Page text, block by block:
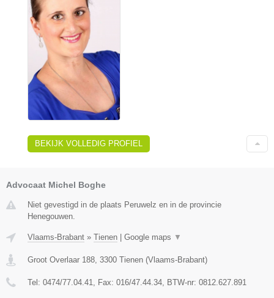
BEKIJK VOLLEDIG PROFIEL
Advocaat Michel Boghe
Niet gevestigd in de plaats Peruwelz en in de provincie
Henegouwen.
Vlaams-Brabant » Tienen Google maps ▼
Groot Overlaar 188 3300 Tienen (Vlaams-Brabant)
Tel: 0474/77.04.41 , Fax: 016/47.44.34 , BTW-nr: ​0812.627.891